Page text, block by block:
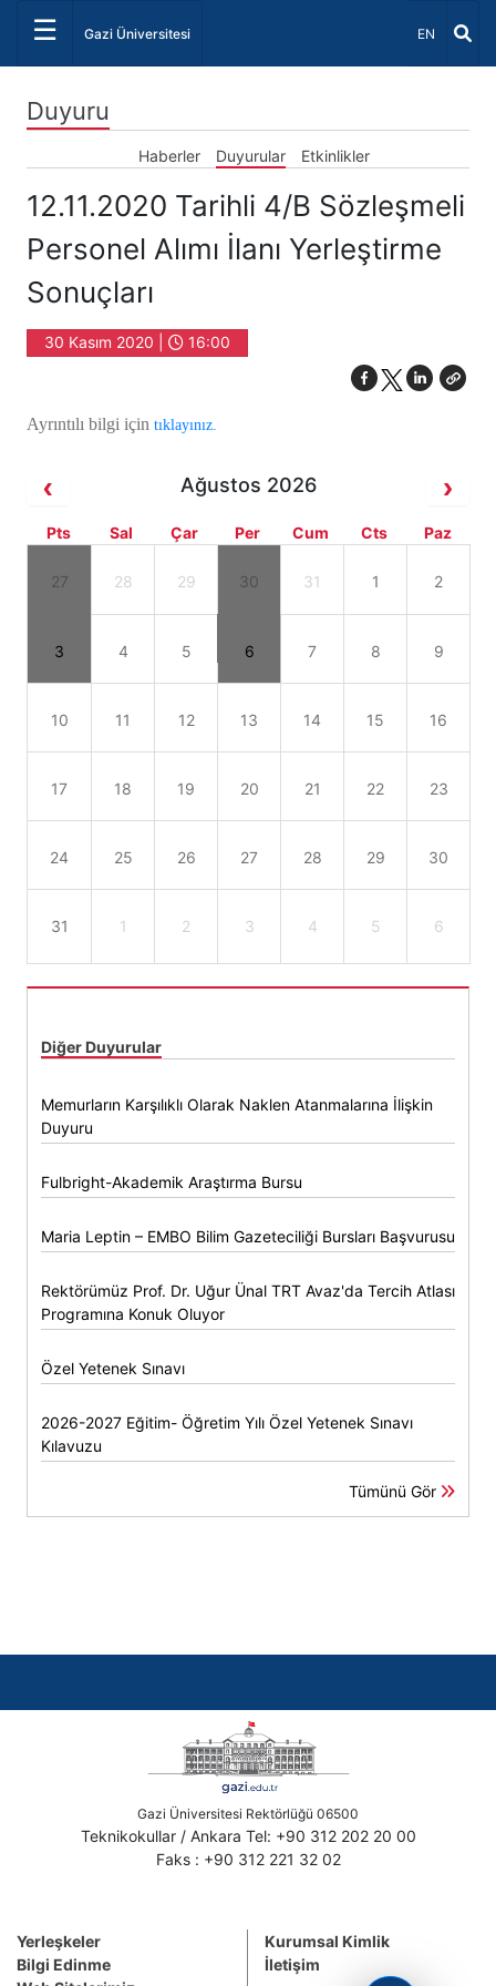
☰ Gazi Üniversitesi Dil Seçiniz
EN
Duyuru
Haberler Duyurular Etkinlikler
12.11.2020 Tarihli 4/B Sözleşmeli
Personel Alımı İlanı Yerleştirme
Sonuçları
30 Kasım 2020 | 16:00
Ayrıntılı bilgi için tıklayınız.
Ağustos 2026
Pts Sal Çar Per Cum Cts Paz
27 28 29 30 31 1 2
3 4 5 6 7 8 9
10 11 12 13 14 15 16
17 18 19 20 21 22 23
24 25 26 27 28 29 30
31 1 2 3 4 5 6
Diğer Duyurular
Memurların Karşılıklı Olarak Naklen Atanmalarına İlişkin
Duyuru
Fulbright-Akademik Araştırma Bursu
Maria Leptin – EMBO Bilim Gazeteciliği Bursları Başvurusu
Rektörümüz Prof. Dr. Uğur Ünal TRT Avaz'da Tercih Atlası
Programına Konuk Oluyor
Özel Yetenek Sınavı
2026-2027 Eğitim- Öğretim Yılı Özel Yetenek Sınavı
Kılavuzu
Tümünü Gör
Gazi Üniversitesi Rektörlüğü 06500
Teknikokullar / Ankara Tel: +90 312 202 20 00
Faks : +90 312 221 32 02
Yerleşkeler
Bilgi Edinme
Kurumsal Kimlik
İletişim